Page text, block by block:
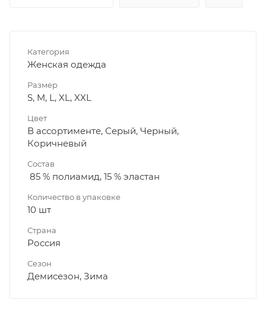
Категория
Женская одежда
Размер
S, M, L, XL, XXL
Цвет
В ассортименте, Серый, Черный,
Коричневый
Состав
85 % полиамид, 15 % эластан
Количество в упаковке
10 шт
Страна
Россия
Сезон
Демисезон, Зима